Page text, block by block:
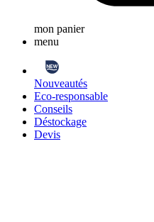
mon panier
menu
Nouveautés
Eco-responsable
Conseils
Déstockage
Devis